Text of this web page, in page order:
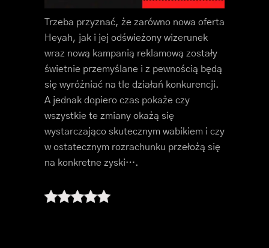
Trzeba przyznać, że zarówno nowa oferta
Heyah, jak i jej odświeżony wizerunek
wraz nową kampanią reklamową zostały
świetnie przemyślane i z pewnością będą
się wyróżniać na tle działań konkurencji.
A jednak dopiero czas pokaże czy
wszystkie te zmiany okażą się
wystarczająco skutecznym wabikiem i czy
w ostatecznym rozrachunku przełożą się
na konkretne zyski….